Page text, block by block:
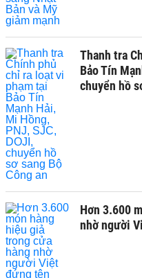
Thanh tra
Bảo Tín
chuyển hồ
Hơn 3.600
nhờ người